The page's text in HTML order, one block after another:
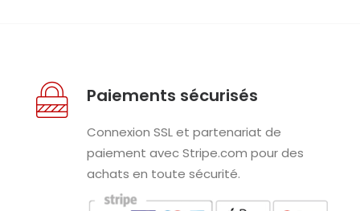
Paiements sécurisés
Connexion SSL et partenariat de
paiement avec Stripe.com pour des
achats en toute sécurité.